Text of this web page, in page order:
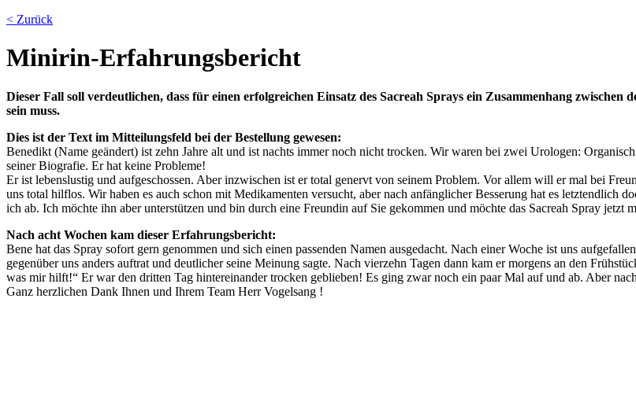
< Zurück
Minirin-Erfahrungsbericht
Dieser Fall soll verdeutlichen, dass für einen erfolgreichen Einsatz des Sacreah Sprays ein Zusammenhang zwischen
sein muss.
Dies ist der Text im Mitteilungsfeld bei der Bestellung gewesen:
Benedikt (Name geändert) ist zehn Jahre alt und ist nachts immer noch nicht trocken. Wir waren bei zwei Urologen:
seiner Biografie. Er hat keine Probleme!
Er ist lebenslustig und aufgeschossen. Aber inzwischen ist er total genervt von seinem Problem. Vor allem will er mal bei
uns total hilflos. Wir haben es auch schon mit Medikamenten versucht, aber nach anfänglicher Besserung hat es letztendlich
ich ab. Ich möchte ihn aber unterstützen und bin durch eine Freundin auf Sie gekommen und möchte das Sacreah Spray jetzt
Nach acht Wochen kam dieser Erfahrungsbericht:
Bene hat das Spray sofort gern genommen und sich einen passenden Namen ausgedacht. Nach einer Woche ist uns
gegenüber uns anders auftrat und deutlicher seine Meinung sagte. Nach vierzehn Tagen dann kam er morgens an den
was mir hilft!“ Er war den dritten Tag hintereinander trocken geblieben! Es ging zwar noch ein paar Mal auf und ab. Aber
Ganz herzlichen Dank Ihnen und Ihrem Team Herr Vogelsang !